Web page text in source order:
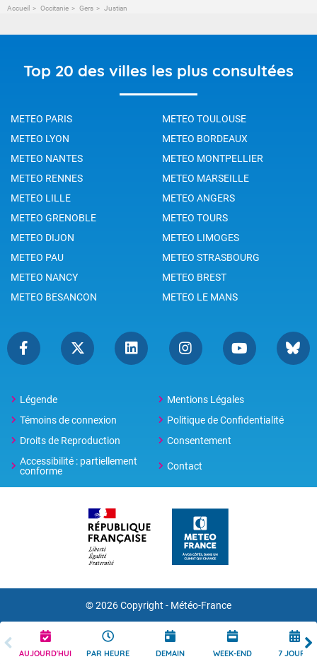
AUJOURD'HUI PAR HEURE DEMAIN WEEK-END 7 JOURS
Accueil Occitanie Gers Justian
Top 20 des villes les plus consultées
METEO PARIS
METEO TOULOUSE
METEO LYON
METEO BORDEAUX
METEO NANTES
METEO MONTPELLIER
METEO RENNES
METEO MARSEILLE
METEO LILLE
METEO ANGERS
METEO GRENOBLE
METEO TOURS
METEO DIJON
METEO LIMOGES
METEO PAU
METEO STRASBOURG
METEO NANCY
METEO BREST
METEO BESANCON
METEO LE MANS
Légende
Mentions Légales
Témoins de connexion
Politique de Confidentialité
Droits de Reproduction
Consentement
Accessibilité : partiellement
conforme
Contact
© 2026 Copyright - Météo-France